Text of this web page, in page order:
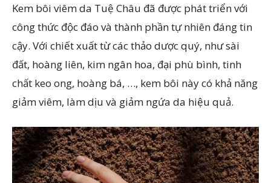
Kem bôi viêm da Tuệ Châu đã được phát triển với
công thức độc đáo và thành phần tự nhiên đáng tin
cậy. Với chiết xuất từ các thảo dược quý, như sài
đất, hoàng liên, kim ngân hoa, đại phù bình, tinh
chất keo ong, hoàng bá, …, kem bôi này có khả năng
giảm viêm, làm dịu và giảm ngứa da hiệu quả.